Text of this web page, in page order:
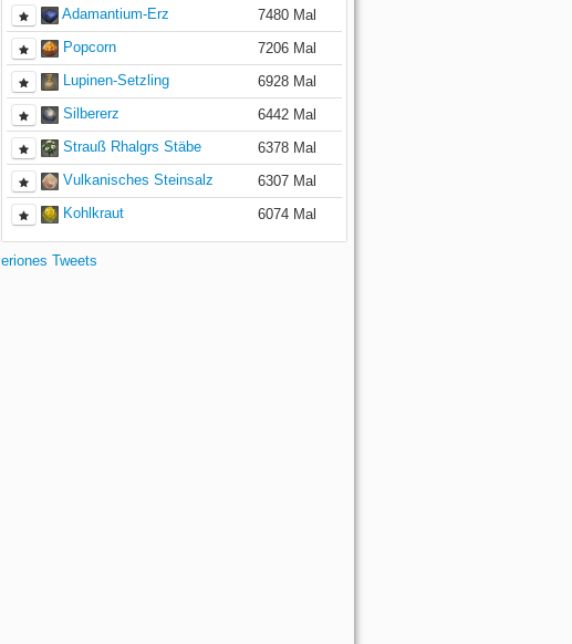
Adamantium-Erz
7480 Mal
Popcorn
7206 Mal
Lupinen-Setzling
6928 Mal
Silbererz
6442 Mal
Strauß Rhalgrs Stäbe
6378 Mal
Vulkanisches Steinsalz
6307 Mal
Kohlkraut
6074 Mal
eriones Tweets